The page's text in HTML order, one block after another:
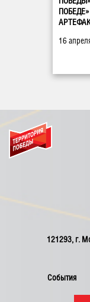
16
События
121293, г.